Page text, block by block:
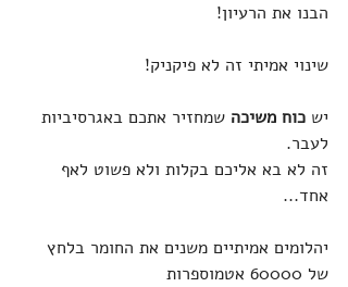
הבנו את הרעיון!
שינוי אמיתי זה לא פיקניק!
יש כוח משיכה שמחזיר אתכם באגרסיביות
לעבר.
זה לא בא אליכם בקלות ולא פשוט לאף
אחד...
יהלומים אמיתיים משנים את החומר בלחץ
של 60000 אטמוספרות